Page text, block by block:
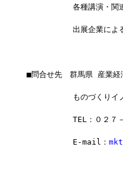
各種講演・関連セ
出展企業による商品
■問合せ先　群馬県 産業
ものづくりイノベー
TEL：０２７－２２
E-mail：